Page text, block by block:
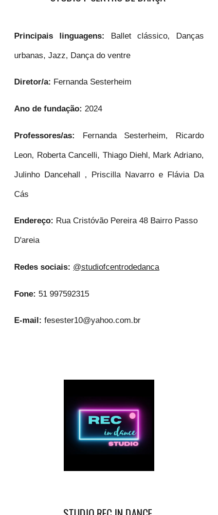
Principais linguagens: Ballet clássico, Danças
urbanas, Jazz, Dança do ventre
Diretor/a: Fernanda Sesterheim
Ano de fundação:2024
Professores/as: Fernanda Sesterheim, Ricardo
Leon, Roberta Cancelli, Thiago Diehl, Mark Adriano,
Julinho Dancehall , Priscilla Navarro e Flávia Da
Cás
Endereço: Rua Cristóvão Pereira 48 Bairro Passo
D'areia
Redes sociais: @studiofcentrodedanca
Fone: 51 997592315
E-mail:fesester10@yahoo.com.br